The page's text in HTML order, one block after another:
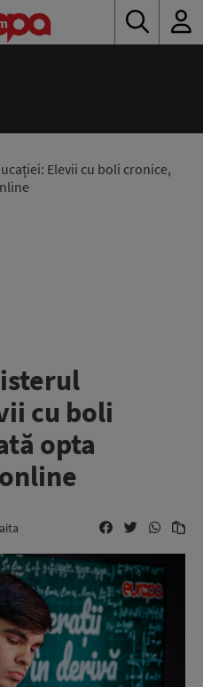
Elevii cu boli cronice,
cu boli
opta